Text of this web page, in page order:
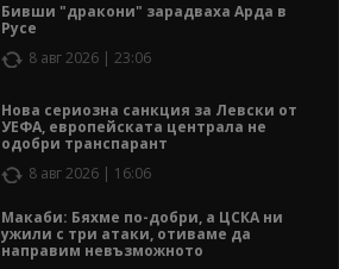
Бивши "дракони" зарадваха Арда в
Русе
8 авг 2026 | 23:06
Нова сериозна санкция за Левски от
УЕФА, европейската централа не
одобри транспарант
8 авг 2026 | 16:06
Макаби: Бяхме по-добри, а ЦСКА ни
ужили с три атаки, отиваме да
направим невъзможното